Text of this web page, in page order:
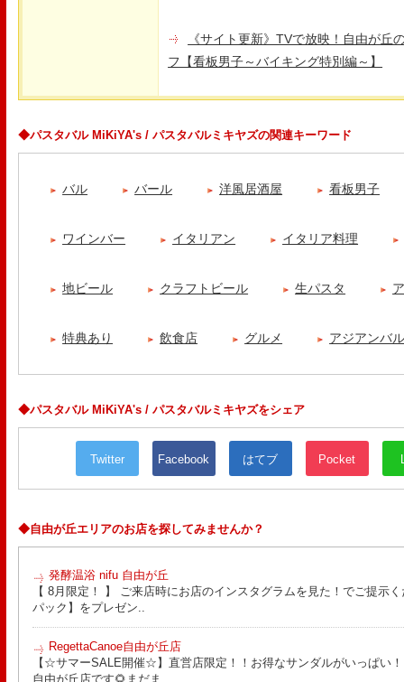
《サイト更新》TVで放映！自由が丘
フ【看板男子～バイキング特別編～】
◆パスタバル MiKiYA's / パスタバルミキヤズの関連キーワード
バル バール 洋風居酒屋 看板男子
ワインバー イタリアン イタリア料理
地ビール クラフトビール 生パスタ
特典あり 飲食店 グルメ アジアンバ
◆パスタバル MiKiYA's / パスタバルミキヤズをシェア
Twitter Facebook はてブ Pocket
◆自由が丘エリアのお店を探してみませんか？
発酵温浴 nifu 自由が丘
【 8月限定！ 】 ご来店時にお店のインスタグラムを見た！でご提示
パック】をプレゼン..
RegettaCanoe自由が丘店
【☆サマーSALE開催☆】直営店限定！！お得なサンダルがいっぱい
自由が丘店です🌻まだま..